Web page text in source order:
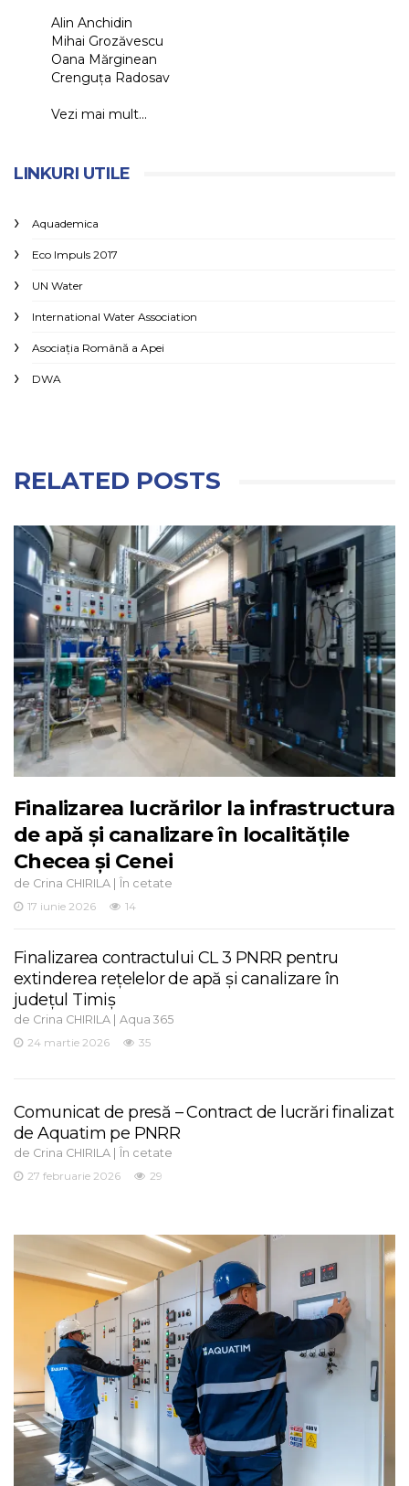
Alin Anchidin
Mihai Grozăvescu
Oana Mărginean
Crenguța Radosav
Vezi mai mult...
LINKURI UTILE
Aquademica
Eco Impuls 2017
UN Water
International Water Association
Asociaţia Română a Apei
DWA
RELATED POSTS
Finalizarea lucrărilor la infrastructura
de apă și canalizare în localitățile
Checea și Cenei
de Crina CHIRILA | În cetate
17 iunie 2026
14
Finalizarea contractului CL 3 PNRR pentru
extinderea rețelelor de apă și canalizare în
județul Timiș
de Crina CHIRILA | Aqua 365
24 martie 2026
35
Comunicat de presă – Contract de lucrări finalizat
de Aquatim pe PNRR
de Crina CHIRILA | În cetate
27 februarie 2026
29